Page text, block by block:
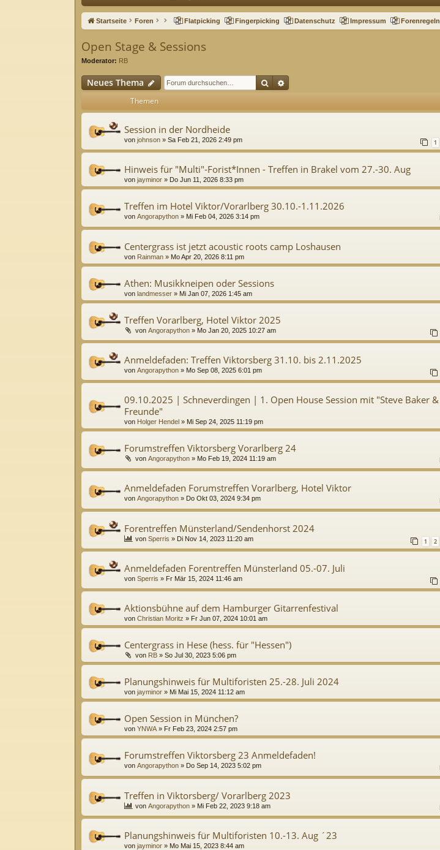
ne
ug
Startseite Foren Flatpicking Fingerpicking Datenschutz Impressum Forenregeln
Open Stage & Sessions
Moderator: RB
Neues Thema SucheErweiterte Suche
Themen
Session in der Nordheide
von johnson » Sa Feb 21, 2026 2:49 pm 1
Hinweis für "Multi"-Forist*Innen - Treffen in Brakel vom 27.-30. Aug
von jayminor » Do Jun 11, 2026 8:33 pm
Treffen im Hotel Viktor/Vorarlberg 30.10.-1.11.2026
von Angorapython » Mi Feb 04, 2026 3:14 pm
Centergrass ist jetzt acoustic roots camp Loshausen
von Rainman » Mo Apr 20, 2026 8:11 pm
Athen: Musikkneipen oder Sessions
von landmesser » Mi Jan 07, 2026 1:45 am
Treffen Vorarlberg, Hotel Viktor 2025
vonAngorapython » Mo Jan 20, 2025 10:27 am
Anmeldefaden: Treffen Viktorsberg 31.10. bis 2.11.2025
von Angorapython » Mo Sep 08, 2025 6:01 pm
09.10.2025 | Schneverdingen | 1. Open House Session mit "Steve Baker &
Freunde"
von Holger Hendel » Mi Sep 24, 2025 11:19 pm
Forumstreffen Viktorsberg Vorarlberg 24
vonAngorapython » Mo Feb 19, 2024 11:19 am
Anmeldefaden Forumstreffen Vorarlberg, Hotel Viktor
von Angorapython » Do Okt 03, 2024 9:34 pm
Forentreffen Münsterland/Sendenhorst 2024
vonSperris » Di Nov 14, 2023 11:20 am 1 2
Anmeldefaden Forentreffen Münsterland 05.-07. Juli
von Sperris » Fr Mär 15, 2024 11:46 am
Aktionsbühne auf dem Hamburger Gitarrenfestival
von Christian Moritz » Fr Jun 07, 2024 10:01 am
Centergrass in Hese (hess. für "Hessen")
von RB »So Jul 30, 2023 5:06 pm
Planungshinweis für Multiforisten 25.-28. Juli 2024
von jayminor » Mi Mai 15, 2024 11:12 am
Open Session in München?
von YNWA » Fr Feb 23, 2024 2:57 pm
Forumstreffen Viktorsberg 23 Anmeldefaden!
von Angorapython » Do Sep 14, 2023 5:02 pm
Treffen in Viktorsberg/ Vorarlberg 2023
vonAngorapython » Mi Feb 22, 2023 9:18 am
Planungshinweis für Multiforisten 10.-13. Aug ´23
von jayminor » Mo Mai 15, 2023 8:44 am